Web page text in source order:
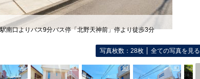
南口よりバス9分バス停「北野天神前」停より徒歩3分
写真枚数：28枚 全ての写真を見る